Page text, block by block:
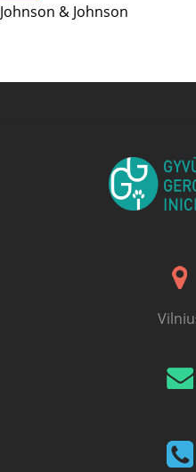
Johnson & Johnson